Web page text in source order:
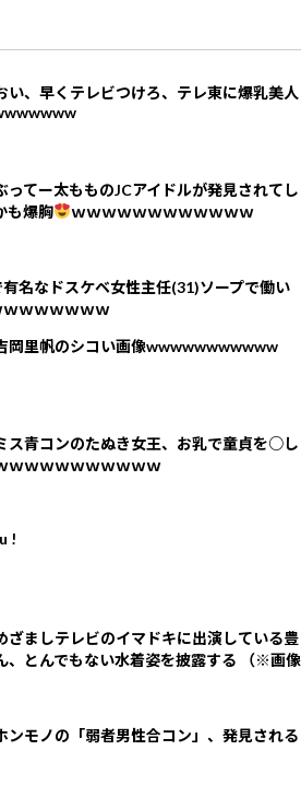
い、早くテレビつけろ、テレ東に爆乳美人
ってー太もものJCアイドルが発見されてし
も爆胸
ｗｗｗｗｗｗｗｗｗｗｗｗ
名なドスケベ女性主任(31)ソープで働い
ｗｗｗｗｗｗ
岡里帆のシコい画像wwwwwwwwwww
ス青コンのたぬき女王、お乳で童貞を○し
ｗｗｗｗｗｗｗｗｗｗ
!
ざましテレビのイマドキに出演している豊
、とんでもない水着姿を披露する （※画像
ンモノの「弱者男性合コン」、発見される